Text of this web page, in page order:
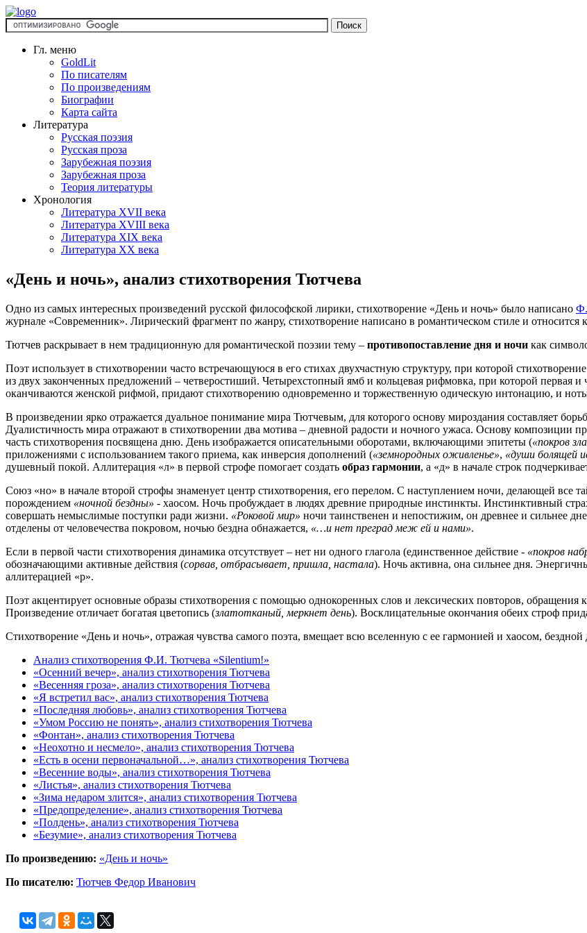
Гл. меню
GoldLit
По писателям
По произведениям
Биографии
Карта сайта
Литература
Русская поэзия
Русская проза
Зарубежная поэзия
Зарубежная проза
Теория литературы
Хронология
Литература XVII века
Литература XVIII века
Литература XIX века
Литература XX века
«День и ночь», анализ стихотворения Тютчева
Одно из самых интересных произведений русской философской лирики, стихотворение «День и ночь» было написано
журнале «Современник». Лирический фрагмент по жанру, стихотворение написано в романтическом стиле и относится
Тютчев раскрывает в нем традиционную для романтической поэзии тему – противопоставление дня и ночи как
Поэт использует в стихотворении часто встречающуюся в его стихах двухчастную структуру, при которой
из двух законченных предложений – четверостиший. Четырехстопный ямб и кольцевая рифмовка, при которой первая
оканчиваются женской рифмой, придают стихотворению одновременно и торжественную одическую интонацию, и
В произведении ярко отражается дуальное понимание мира Тютчевым, для которого основу мироздания составляет
Дуалистичность мира отражают в стихотворении два мотива – дневной радости и ночного ужаса. Основу композиции
часть стихотворения посвящена дню. День изображается описательными оборотами, включающими эпитеты («покров
приложениями с использованием такого приема, как инверсия дополнений («земнородных оживленье», «души болящей
душевный покой. Аллитерация «л» в первой строфе помогает создать образ гармонии, а «д» в начале строк
Союз «но» в начале второй строфы знаменует центр стихотворения, его перелом. С наступлением ночи, делающей все
порождением «ночной бездны» - хаосом. Ночь пробуждает в людях древние природные инстинкты. Инстинктивный
совершать немыслимые поступки ради жизни. «Роковой мир» ночи таинственен и непостижим, он древнее и сильнее
отделены от человечества покровом, ночью бездна обнажается, «…и нет преград меж ей и нами».
Если в первой части стихотворения динамика отсутствует – нет ни одного глагола (единственное действие - «покров
обозначающими активные действия (сорвав, отбрасывает, пришла, настала). Ночь активна, она сильнее дня.
аллитерацией «р».
Поэт акцентирует основные образы стихотворения с помощью однокоренных слов и лексических повторов, обращения
Произведение отличает богатая цветопись (златотканый, меркнет день). Восклицательные окончания обеих строф
Стихотворение «День и ночь», отражая чувства самого поэта, вмещает всю вселенную с ее гармонией и хаосом,
Анализ стихотворения Ф.И. Тютчева «Silentium!»
«Осенний вечер», анализ стихотворения Тютчева
«Весенняя гроза», анализ стихотворения Тютчева
«Я встретил вас», анализ стихотворения Тютчева
«Последняя любовь», анализ стихотворения Тютчева
«Умом Россию не понять», анализ стихотворения Тютчева
«Фонтан», анализ стихотворения Тютчева
«Неохотно и несмело», анализ стихотворения Тютчева
«Есть в осени первоначальной…», анализ стихотворения Тютчева
«Весенние воды», анализ стихотворения Тютчева
«Листья», анализ стихотворения Тютчева
«Зима недаром злится», анализ стихотворения Тютчева
«Предопределение», анализ стихотворения Тютчева
«Полдень», анализ стихотворения Тютчева
«Безумие», анализ стихотворения Тютчева
По произведению: «День и ночь»
По писателю: Тютчев Федор Иванович